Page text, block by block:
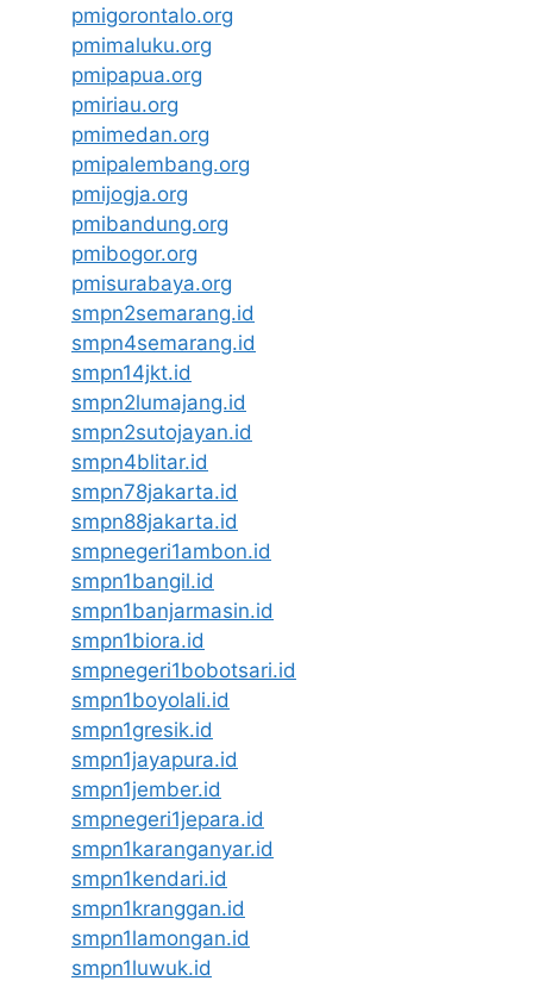
pmigorontalo.org
pmimaluku.org
pmipapua.org
pmiriau.org
pmimedan.org
pmipalembang.org
pmijogja.org
pmibandung.org
pmibogor.org
pmisurabaya.org
smpn2semarang.id
smpn4semarang.id
smpn14jkt.id
smpn2lumajang.id
smpn2sutojayan.id
smpn4blitar.id
smpn78jakarta.id
smpn88jakarta.id
smpnegeri1ambon.id
smpn1bangil.id
smpn1banjarmasin.id
smpn1biora.id
smpnegeri1bobotsari.id
smpn1boyolali.id
smpn1gresik.id
smpn1jayapura.id
smpn1jember.id
smpnegeri1jepara.id
smpn1karanganyar.id
smpn1kendari.id
smpn1kranggan.id
smpn1lamongan.id
smpn1luwuk.id